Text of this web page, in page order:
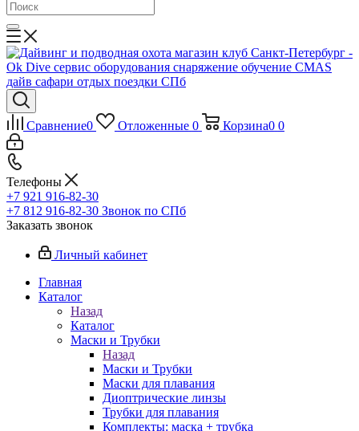
Сравнение0 Отложенные 0 Корзина0 0
Телефоны
+7 921 916-82-30
+7 812 916-82-30 Звонок по СПб
Заказать звонок
Личный кабинет
Главная
Каталог
Назад
Каталог
Маски и Трубки
Назад
Маски и Трубки
Маски для плавания
Диоптрические линзы
Трубки для плавания
Комплекты: маска + трубка